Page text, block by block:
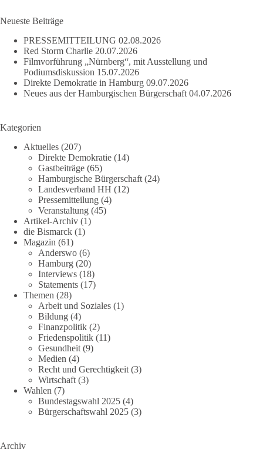
Neueste Beiträge
PRESSEMITTEILUNG 02.08.2026
Red Storm Charlie 20.07.2026
Filmvorführung „Nürnberg“, mit Ausstellung und
Podiumsdiskussion 15.07.2026
Direkte Demokratie in Hamburg 09.07.2026
Neues aus der Hamburgischen Bürgerschaft 04.07.2026
Kategorien
Aktuelles (207)
Direkte Demokratie (14)
Gastbeiträge (65)
Hamburgische Bürgerschaft (24)
Landesverband HH (12)
Pressemitteilung (4)
Veranstaltung (45)
Artikel-Archiv (1)
die Bismarck (1)
Magazin (61)
Anderswo (6)
Hamburg (20)
Interviews (18)
Statements (17)
Themen (28)
Arbeit und Soziales (1)
Bildung (4)
Finanzpolitik (2)
Friedenspolitik (11)
Gesundheit (9)
Medien (4)
Recht und Gerechtigkeit (3)
Wirtschaft (3)
Wahlen (7)
Bundestagswahl 2025 (4)
Bürgerschaftswahl 2025 (3)
Archiv